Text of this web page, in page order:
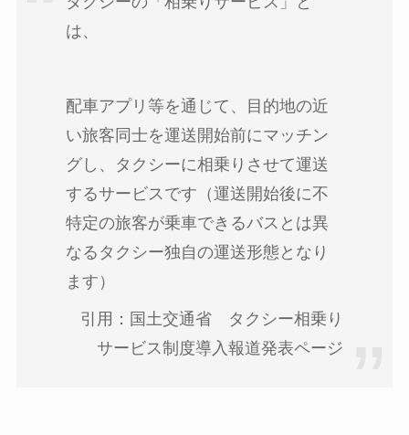
は、
配車アプリ等を通じて、目的地の近
い旅客同士を運送開始前にマッチン
グし、タクシーに相乗りさせて運送
するサービスです（運送開始後に不
特定の旅客が乗車できるバスとは異
なるタクシー独自の運送形態となり
ます）
引用：国土交通省 タクシー相乗り
サービス制度導入報道発表ページ